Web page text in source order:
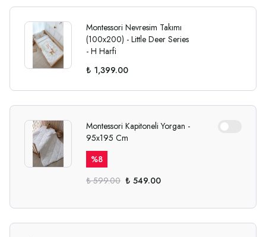
Montessori Nevresim Takımı
(100x200) - Little Deer Series
- H Harfi
₺ 1,399.00
Montessori Kapitoneli Yorgan -
95x195 Cm
%8
₺ 599.00 ₺ 549.00